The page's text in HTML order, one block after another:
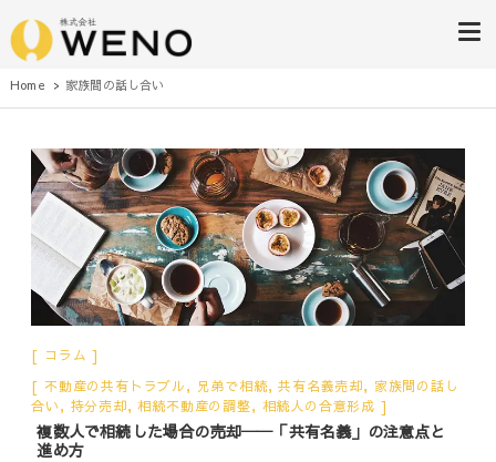
株式会社WENO
Home 家族間の話し合い
コラム
不動産の共有トラブル, 兄弟で相続,共有名義売却, 家族間の話し
合い, 持分売却,相続不動産の調整, 相続人の合意形成
複数人で相続した場合の売却──「共有名義」の注意点と
進め方